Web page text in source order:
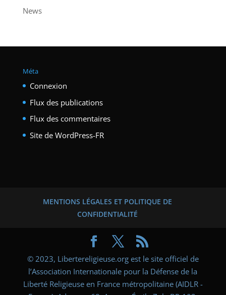
News
Méta
Connexion
Flux des publications
Flux des commentaires
Site de WordPress-FR
MENTIONS LÉGALES ET POLITIQUE DE
CONFIDENTIALITÉ
© 2023, Libertereligieuse.org est le site officiel de
l’Association Internationale pour la Défense de la
Liberté Religieuse en France métropolitaine (AIDLR -